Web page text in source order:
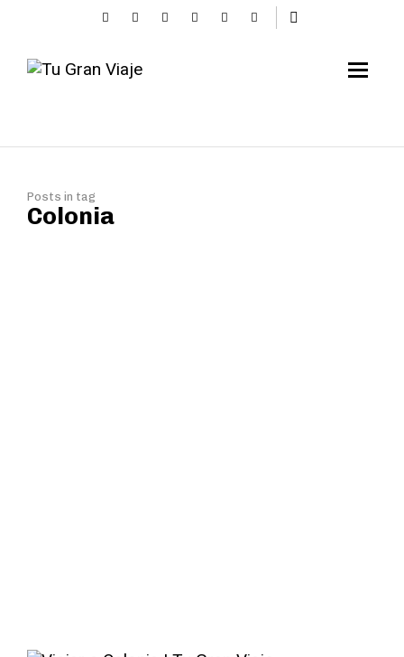
Posts in tag
Colonia